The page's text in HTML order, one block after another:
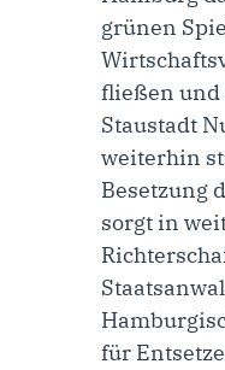
grünen
fließen
Staustadt
weiterhin
Besetzung
sorgt in
für